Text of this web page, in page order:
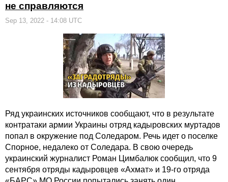
не справляются
Sep 13, 2022 - 14:08 UTC
Ряд украинских источников сообщают, что в результате
контратаки армии Украины отряд кадыровских муртадов
попал в окружение под Соледаром. Речь идет о поселке
Спорное, недалеко от Соледара. В свою очередь
украинский журналист Роман Цимбалюк сообщил, что 9
сентября отряды кадыровцев «Ахмат» и 19-го отряда